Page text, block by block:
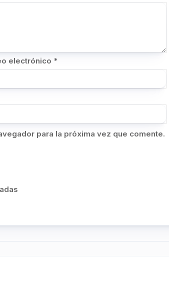
electrónico *
para la próxima vez que comente.